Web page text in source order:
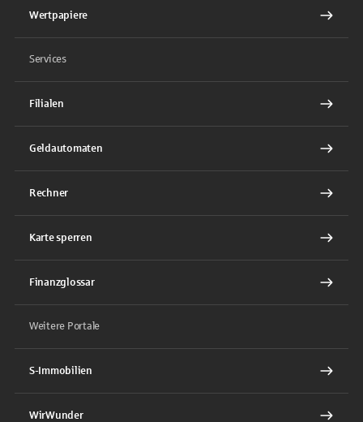
Wertpapiere
Services
Filialen
Geldautomaten
Rechner
Karte sperren
Finanzglossar
Weitere Portale
S-Immobilien
WirWunder